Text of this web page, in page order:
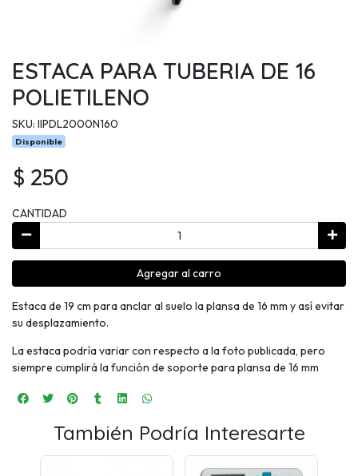
ESTACA PARA TUBERIA DE 16
POLIETILENO
SKU: IIPDL2000N160
Disponible
$ 250
CANTIDAD
Agregar al carro
Estaca de 19 cm para anclar al suelo la plansa de 16 mm y así evitar
su desplazamiento.
La estaca podría variar con respecto a la foto publicada, pero
siempre cumplirá la función de soporte para plansa de 16 mm
También Podría Interesarte